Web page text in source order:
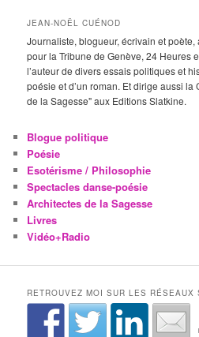
JEAN-NOËL CUÉNOD
Journaliste, blogueur, écrivain et
pour la Tribune de Genève, 24 Heures
l’auteur de divers essais politiques et
poésie et d’un roman. Et dirige aussi
de la Sagesse" aux Editions Slatkine.
Blogue politique
Poésie
Esotérisme / Philosophie
Spectacles danse-poésie
Architectes de la Sagesse
Livres
Vidéo+Radio
RETROUVEZ MOI SUR LES RÉSEAUX